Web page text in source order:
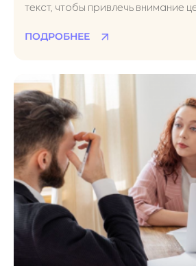
текст, чтобы привлечь внимание
ПОДРОБНЕЕ